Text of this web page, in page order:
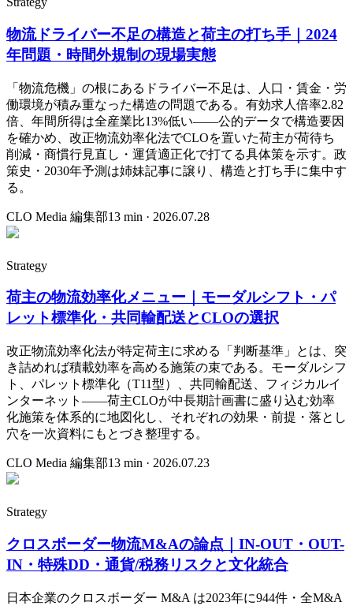
物流ドライバー不足の構造と荷主の打ち手｜2024
年問題・時間外規制の現場実態
「物流危機」の根にあるドライバー不足は、人口・賃金・労
働環境が積み重なった構造の問題である。有効求人倍率2.82
倍、年間所得は全産業比13%低い——公的データで構造要因
を確かめ、改正物流効率化法でCLOを置いた荷主が荷待ち
削減・商慣行見直し・運賃適正化で打てる具体策を示す。政
策史・2030年予測は姉妹記事に譲り、構造と打ち手に集中す
る。
CLO Media 編集部13 min · 2026.07.28
Strategy
荷主の物流効率化メニュー｜モーダルシフト・パ
レット標準化・共同輸配送とCLOの選択
改正物流効率化法が特定荷主に求める「判断基準」とは、突
き詰めれば積載効率を高める施策の束である。モーダルシフ
ト、パレット標準化（T11型）、共同輸配送、フィジカルイ
ンターネット——荷主CLOが中長期計画書に盛り込む効率
化施策を体系的に地図化し、それぞれの効果・前提・落とし
穴を一次資料にもとづき整理する。
CLO Media 編集部13 min · 2026.07.23
Strategy
クロスボーダー物流M&Aの論点｜IN-OUT・OUT-
IN・特殊DD・通貨/税務リスクと文化統合
日本企業のクロスボーダー M&A は2023年に944件・全M&A